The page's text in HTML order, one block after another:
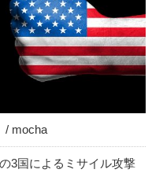
/ mocha
3国によるミサイル攻撃